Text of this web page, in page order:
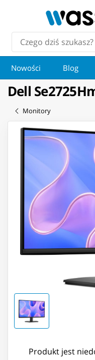
Nowości Blog
Dell
Monitory
Produkt jest